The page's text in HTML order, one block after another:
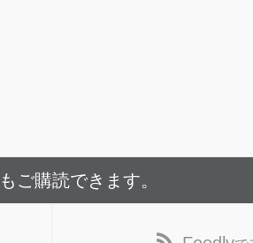
ご購読できます。